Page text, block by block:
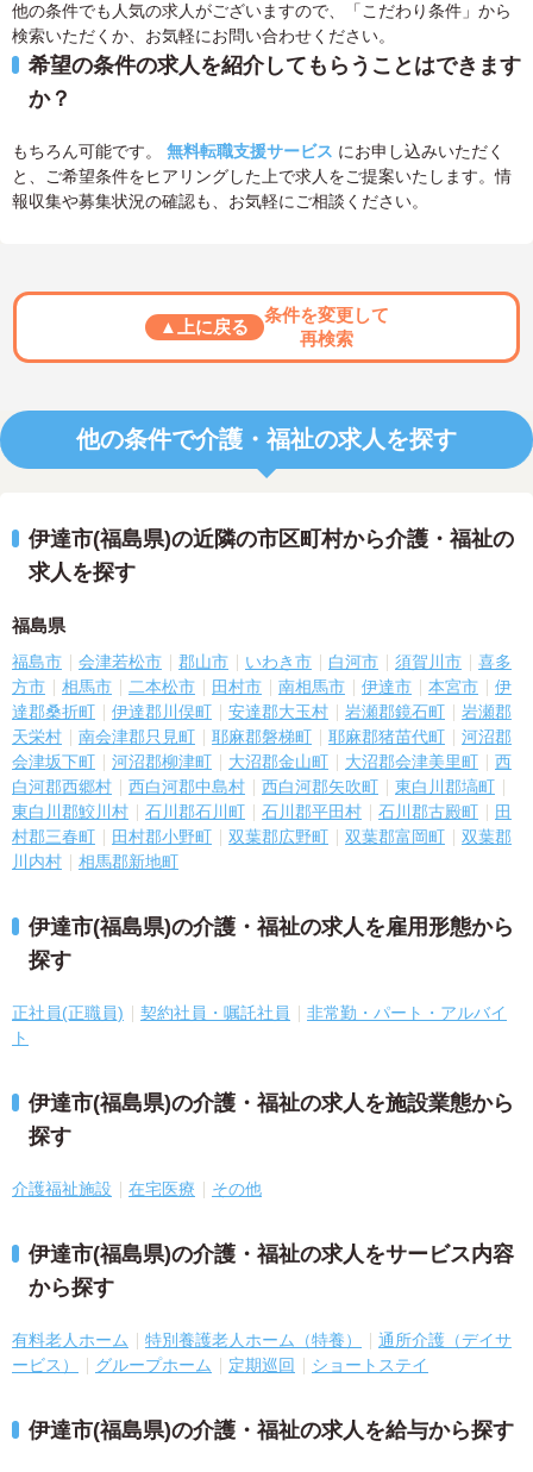
他の条件でも人気の求人がございますので、「こだわり条件」から
検索いただくか、お気軽にお問い合わせください。
希望の条件の求人を紹介してもらうことはできます
か？
もちろん可能です。 無料転職支援サービス にお申し込みいただく
と、ご希望条件をヒアリングした上で求人をご提案いたします。情
報収集や募集状況の確認も、お気軽にご相談ください。
▲上に戻る
条件を変更して
再検索
他の条件で介護・福祉の求人を探す
伊達市(福島県)の近隣の市区町村から介護・福祉の
求人を探す
福島県
福島市 会津若松市 郡山市 いわき市 白河市 須賀川市
喜多
方市
相馬市 二本松市 田村市 南相馬市 伊達市 本宮市
伊
達郡桑折町
伊達郡川俣町 安達郡大玉村 岩瀬郡鏡石町
岩瀬郡
天栄村
南会津郡只見町 耶麻郡磐梯町 耶麻郡猪苗代町
河沼郡
会津坂下町
河沼郡柳津町 大沼郡金山町 大沼郡会津美里町
西
白河郡西郷村
西白河郡中島村 西白河郡矢吹町
東白川郡塙町
東白川郡鮫川村
石川郡石川町 石川郡平田村 石川郡古殿町
田
村郡三春町
田村郡小野町 双葉郡広野町 双葉郡富岡町
双葉郡
川内村
相馬郡新地町
伊達市(福島県)の介護・福祉の求人を雇用形態から
探す
正社員(正職員) 契約社員・嘱託社員
非常勤・パート・アルバイ
ト
伊達市(福島県)の介護・福祉の求人を施設業態から
探す
介護福祉施設 在宅医療 その他
伊達市(福島県)の介護・福祉の求人をサービス内容
から探す
有料老人ホーム 特別養護老人ホーム（特養）
通所介護（デイサ
ービス）
グループホーム 定期巡回 ショートステイ
伊達市(福島県)の介護・福祉の求人を給与から探す